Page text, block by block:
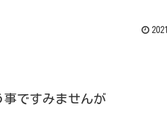
ですみませんが